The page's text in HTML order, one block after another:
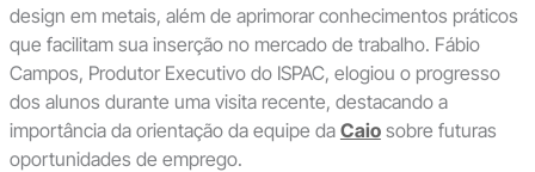
design em metais, além de aprimorar conhecimentos práticos
que facilitam sua inserção no mercado de trabalho. Fábio
Campos, Produtor Executivo do ISPAC, elogiou o progresso
dos alunos durante uma visita recente, destacando a
importância da orientação da equipe da Caiosobre futuras
oportunidades de emprego.